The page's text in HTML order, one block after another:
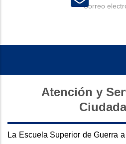
Correo
Atención y
La Escuela Superior de Guerra